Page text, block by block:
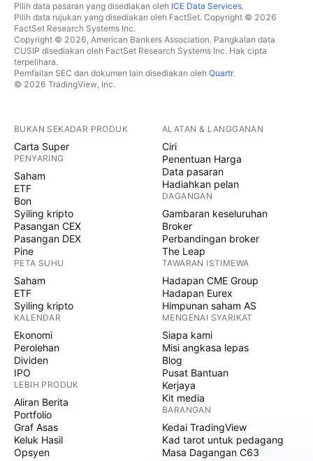
Pilih data pasaran yang disediakan oleh ICE Data Services.
Pilih data rujukan yang disediakan oleh FactSet. Copyright © 2026
FactSet Research Systems Inc.
Copyright © 2026, American Bankers Association. Pangkalan data
CUSIP disediakan oleh FactSet Research Systems Inc. Hak cipta
terpelihara.
Pemfailan SEC dan dokumen lain disediakan oleh Quartr.
© 2026 TradingView, Inc.
BUKAN SEKADAR PRODUK
Carta Super
PENYARING
Saham
ETF
Bon
Syiling kripto
Pasangan CEX
Pasangan DEX
Pine
PETA SUHU
Saham
ETF
Syiling kripto
KALENDAR
Ekonomi
Perolehan
Dividen
IPO
LEBIH PRODUK
Aliran Berita
Portfolio
Graf Asas
Keluk Hasil
Opsyen
ALATAN & LANGGANAN
Ciri
Penentuan Harga
Data pasaran
Hadiahkan pelan
DAGANGAN
Gambaran keseluruhan
Broker
Perbandingan broker
The Leap
TAWARAN ISTIMEWA
Hadapan CME Group
Hadapan Eurex
Himpunan saham AS
MENGENAI SYARIKAT
Siapa kami
Misi angkasa lepas
Blog
Pusat Bantuan
Kerjaya
Kit media
BARANGAN
Kedai TradingView
Kad tarot untuk pedagang
Masa Dagangan C63